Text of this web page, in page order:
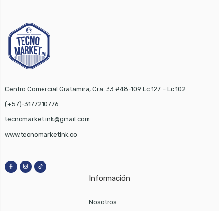
Centro Comercial Gratamira, Cra. 33 #48-109 Lc 127 – Lc 102
(+57)-3177210776
tecnomarket.ink@gmail.com
www.tecnomarketink.co
Información
Nosotros